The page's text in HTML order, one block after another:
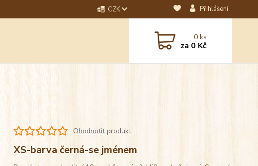
CZK Přihlášení
0ks
za 0 Kč
Ohodnotit produkt
XS-barva černá-se jménem